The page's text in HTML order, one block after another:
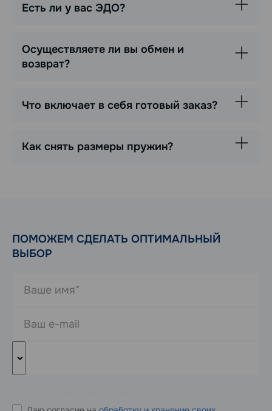
Есть ли у вас ЭДО?
Осуществляете ли вы обмен и
возврат?
Что включает в себя готовый заказ?
Как снять размеры пружин?
ПОМОЖЕМ СДЕЛАТЬ ОПТИМАЛЬНЫЙ
ВЫБОР